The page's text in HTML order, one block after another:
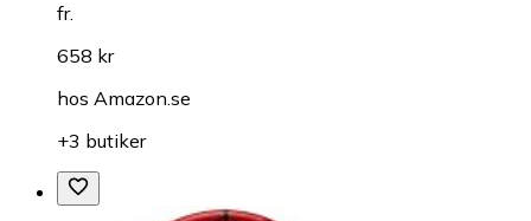
fr.
658 kr
hos Amazon.se
+3 butiker